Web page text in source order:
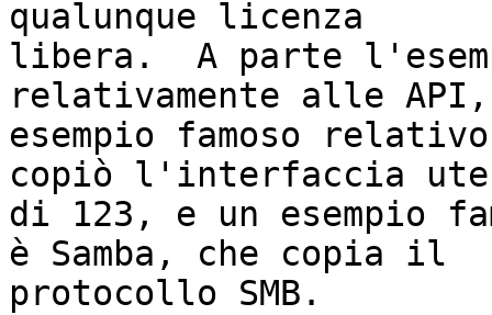
qualunque licenza
libera.  A parte
relativamente alle
esempio famoso
copiò l'interfaccia
di 123, e un esempio
è Samba, che copia il
protocollo SMB.